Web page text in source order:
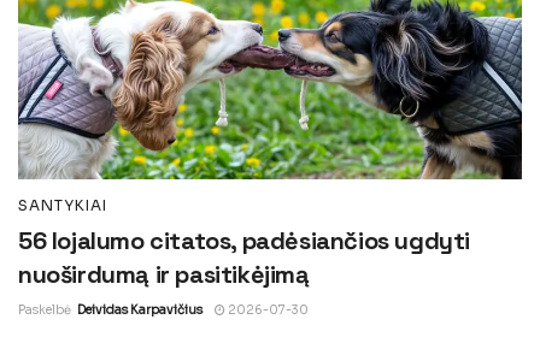
SANTYKIAI
56 lojalumo citatos, padėsiančios ugdyti
nuoširdumą ir pasitikėjimą
Paskelbė Deividas Karpavičius 2026-07-30